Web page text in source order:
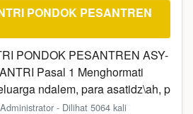
PONDOK PESANTREN
PONDOK PESANTREN ASY-
Pasal 1 Menghormati
ndalem, para asatidz\ah, p
- Dilihat 5064 kali